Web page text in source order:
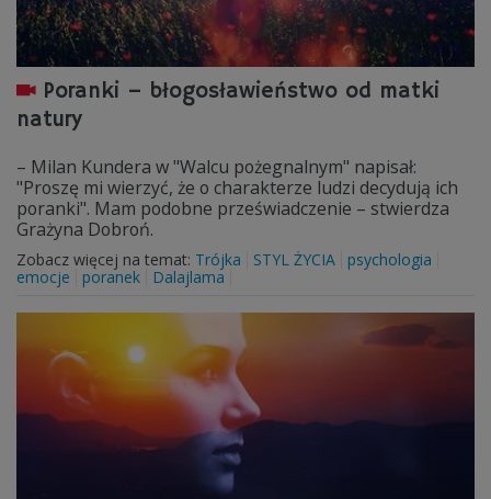
Poranki – błogosławieństwo od matki
natury
– Milan Kundera w "Walcu pożegnalnym" napisał:
"Proszę mi wierzyć, że o charakterze ludzi decydują ich
poranki". Mam podobne przeświadczenie – stwierdza
Grażyna Dobroń.
Zobacz więcej na temat: Trójka STYL ŻYCIA
psychologia
emocje
poranek Dalajlama